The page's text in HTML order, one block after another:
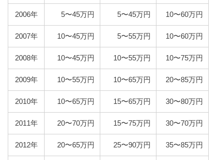
燃料代
年間10,000km走行、レギュラー1Lあたり130円を前
提条件として、基本情報で説明した型式ごとの使用
燃料と想定実燃費をもとに燃料代を算出していま
す。
型式 燃料代
QNC20 100,800円
QNC21 110,200円
QNC25 103,200円
2006年 5〜45万円 5〜45万円 10〜60万円
2007年 10〜45万円 5〜55万円 10〜60万円
2008年 10〜45万円 10〜55万円 10〜75万円
2009年 10〜55万円 10〜65万円 20〜85万円
2010年 10〜65万円 15〜65万円 30〜80万円
2011年 20〜70万円 15〜75万円 30〜70万円
2012年 20〜65万円 25〜90万円 35〜85万円